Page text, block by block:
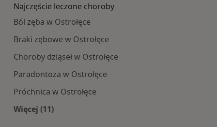
Najczęście leczone choroby
Ból zęba w Ostrołęce
Braki zębowe w Ostrołęce
Choroby dziąseł w Ostrołęce
Paradontoza w Ostrołęce
Próchnica w Ostrołęce
Więcej (11)